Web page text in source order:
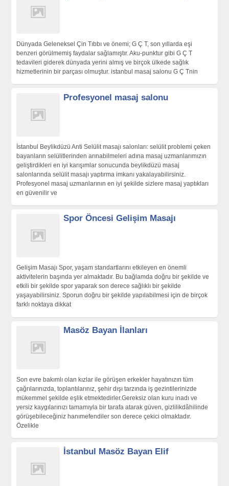
Dünyada Geleneksel Çin Tıbbı ve önemi; G Ç T, son yıllarda eşi
benzeri görülmemiş faydalar sağlamıştır. Aku-punktur gibi G Ç T
tedavileri giderek dünyada yerini almış ve birçok ülkede sağlık
hizmetlerinin bir parçası olmuştur. istanbul masaj salonu G Ç Tnin
Profesyonel masaj salonu
İstanbul Beylikdüzü Anti Selülit masajı salonları: selülit problemi çeken
bayanların selülitlerinden arınabilmeleri adına masaj uzmanlarımızın
geliştirdikleri en iyi karışımlar sonucunda beylikdüzü masaj
salonlarında selülit masajı yaptırma imkanı yakalayabilirsiniz.
Profesyonel masaj uzmanlarının en iyi şekilde sizlere masaj yaptıkları
en güvenilir ve
Spor Öncesi Gelişim Masajı
Gelişim Masajı Spor, yaşam standartlarını etkileyen en önemli
aktivitelerin başında yer almaktadır. Bu bağlamda doğru bir şekilde ve
etkili bir şekilde spor yaparak son derece sağlıklı bir şekilde
yaşayabilirsiniz. Sporun doğru bir şekilde yapılabilmesi için de birçok
farklı noktaya dikkat
Masöz Bayan İlanları
Son evre bakımlı olan kızlar ile görüşen erkekler hayatınızın tüm
çağrılarınızda, toplantılarınız, şehir dışı tarzında iş gezintilerinizde
mükemmel şekilde eşlik etmektedirler.Gereksiz olan kuru inadı ve
yersiz kaygılarınızı tamamıyla bir tarafa atarak güven, gizlilikdâhilinde
görüşebileceğiniz hanımefendiler son derece çekici olmaktadır.
Özelikle
İstanbul Masöz Bayan Elif